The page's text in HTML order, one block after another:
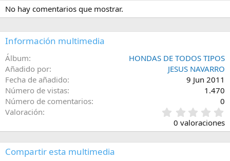
No hay comentarios que mostrar.
Información multimedia
Álbum
HONDAS DE TODOS TIPOS
Añadido por
JESUS NAVARRO
Fecha de añadido
9 Jun 2011
Número de vistas
1.470
Número de comentarios
0
Valoración
,
0
0
0 valoraciones
Compartir esta multimedia